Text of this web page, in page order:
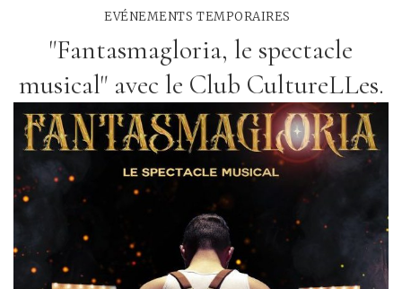
EVÉNEMENTS TEMPORAIRES
"Fantasmagloria, le spectacle
musical" avec le Club CultureLLes.